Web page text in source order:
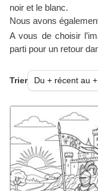
noir et le blanc.
Nous avons
A vous de choisir
parti pour un retour
Trier